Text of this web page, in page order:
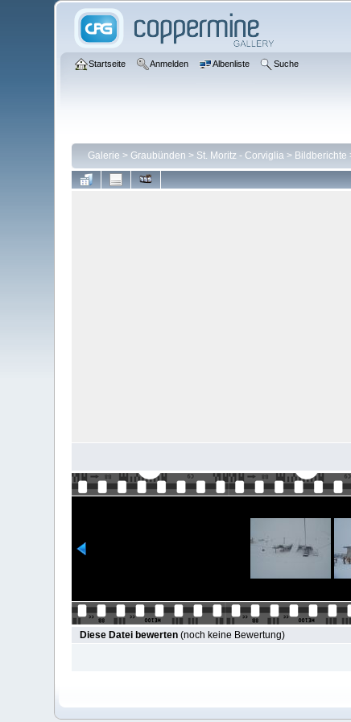
Startseite Anmelden Albenliste Suche
Galerie > Graubünden > St. Moritz - Corviglia> Bildberichte
Diese Datei bewerten(noch keine Bewertung)